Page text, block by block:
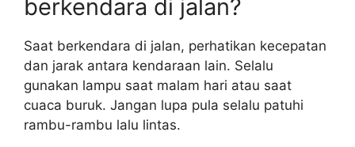
berkendara di jalan?
Saat berkendara di jalan, perhatikan kecepatan
dan jarak antara kendaraan lain. Selalu
gunakan lampu saat malam hari atau saat
cuaca buruk. Jangan lupa pula selalu patuhi
rambu-rambu lalu lintas.